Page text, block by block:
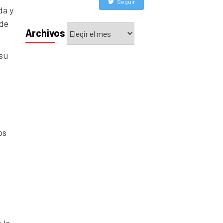
y
Archivos
Archivos